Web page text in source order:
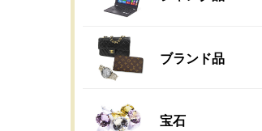
ブランド品
宝石